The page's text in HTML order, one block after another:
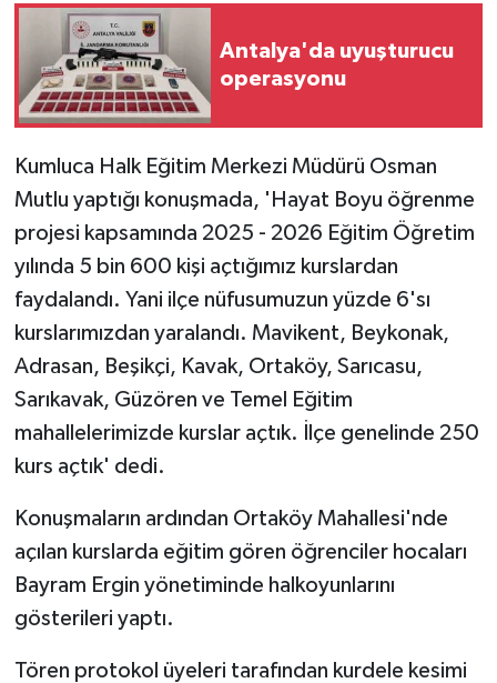
Antalya'da uyuşturucu
operasyonu
Kumluca Halk Eğitim Merkezi Müdürü Osman
Mutlu yaptığı konuşmada, 'Hayat Boyu öğrenme
projesi kapsamında 2025 - 2026 Eğitim Öğretim
yılında 5 bin 600 kişi açtığımız kurslardan
faydalandı. Yani ilçe nüfusumuzun yüzde 6'sı
kurslarımızdan yaralandı. Mavikent, Beykonak,
Adrasan, Beşikçi, Kavak, Ortaköy, Sarıcasu,
Sarıkavak, Güzören ve Temel Eğitim
mahallelerimizde kurslar açtık. İlçe genelinde 250
kurs açtık' dedi.
Konuşmaların ardından Ortaköy Mahallesi'nde
açılan kurslarda eğitim gören öğrenciler hocaları
Bayram Ergin yönetiminde halkoyunlarını
gösterileri yaptı.
Tören protokol üyeleri tarafından kurdele kesimi
İş Dünyası
Jandarma
KÜLTÜR SANAT
MAGAZİN
POLİTİKA
Sağlık
SPOR HABERLERİ
TEKNOLOJİ